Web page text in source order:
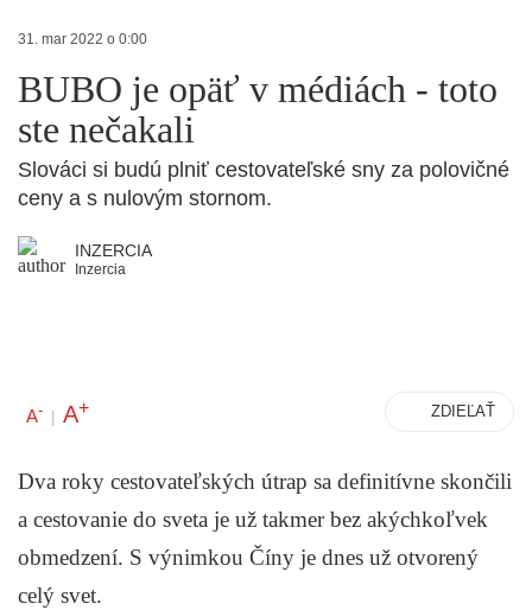
31. mar 2022 o 0:00
BUBO je opäť v médiách - toto
ste nečakali
Slováci si budú plniť cestovateľské sny za polovičné
ceny a s nulovým stornom.
INZERCIA
Inzercia
A- | A+ ZDIEĽAŤ
Dva roky cestovateľských útrap sa definitívne skončili
a cestovanie do sveta je už takmer bez akýchkoľvek
obmedzení. S výnimkou Číny je dnes už otvorený
celý svet.